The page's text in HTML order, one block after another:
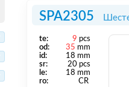
SPA2305
te: 9 pcs
od:
35 mm
id:
18 mm
sr:
20 pcs
le:
18 mm
ro:
CR